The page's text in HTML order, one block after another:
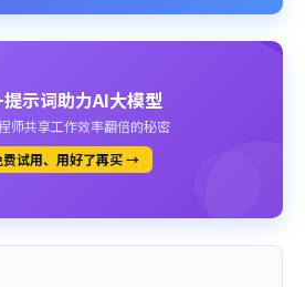
示词助力AI大模型
师共享工作效率翻倍的秘密
费试用、用好了再买 →